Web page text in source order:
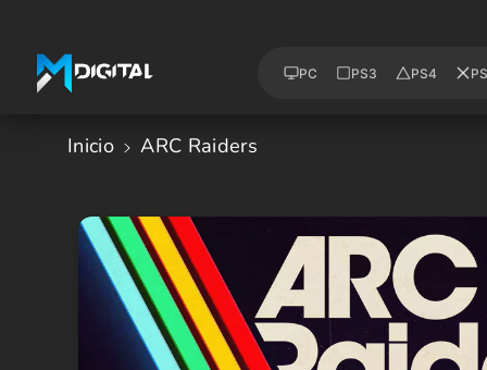
PC PS3 PS4
Inicio
ARC Raiders
Informació
N Del
Producto